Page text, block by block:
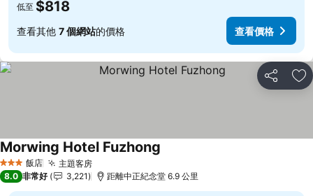
低至 $818
查看其他 7 個網站的價格 查看價格
分享 加
3 星級 飯店 主題客房
Morwing Hotel Fuzhong
8.0 非常好 3,221 距離中正紀念堂 6.9 公里